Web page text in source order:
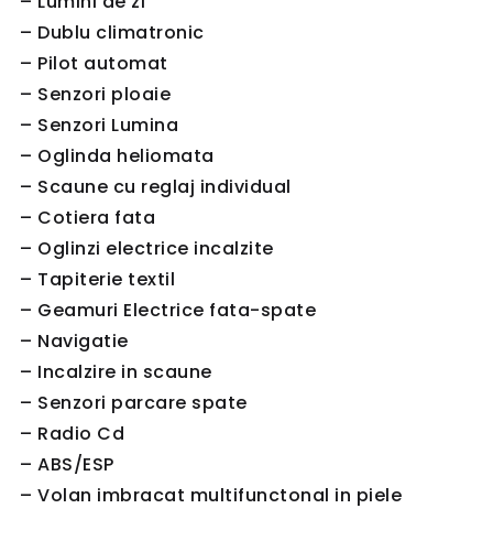
– Dublu climatronic
– Pilot automat
– Senzori ploaie
– Senzori Lumina
– Oglinda heliomata
– Scaune cu reglaj individual
– Cotiera fata
– Oglinzi electrice incalzite
– Tapiterie textil
– Geamuri Electrice fata-spate
– Navigatie
– Incalzire in scaune
– Senzori parcare spate
– Radio Cd
– ABS/ESP
– Volan imbracat multifunctonal in piele